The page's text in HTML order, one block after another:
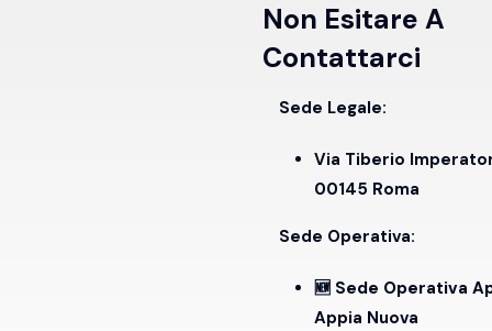
Non Esitare A
Contattarci
Sede Legale:
Via Tiberio
00145 Roma
Sede Operativa:
🆕 Sede Operativa
Appia Nuova